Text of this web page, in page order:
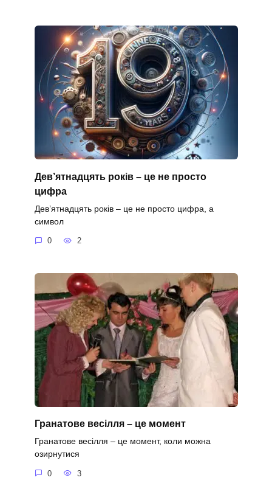
Дев’ятнадцять років – це не просто
цифра
Дев’ятнадцять років – це не просто цифра, а
символ
0 2
Гранатове весілля – це момент
Гранатове весілля – це момент, коли можна
озирнутися
0 3